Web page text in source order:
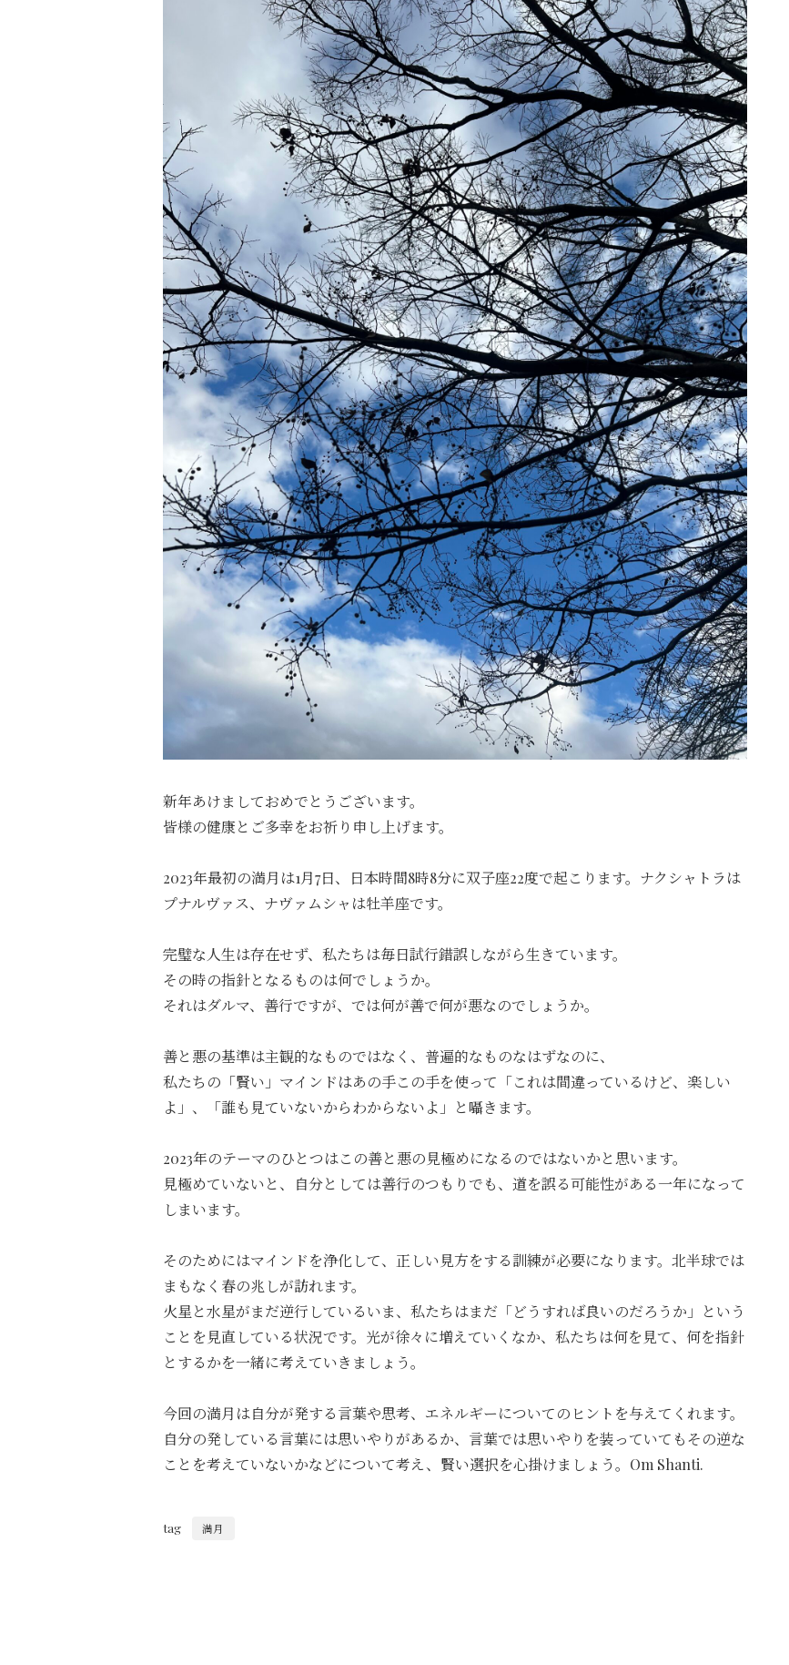
新年あけましておめでとうございます。
皆様の健康とご多幸をお祈り申し上げます。
2023年最初の満月は1月7日、 日本時間8時8分に双子座22度で起こります。 ナクシャトラは
プナルヴァス、ナヴァムシャは牡羊座です。
完璧な人生は存在せず、 私たちは毎日試行錯誤しながら生きています。
その時の指針となるものは何でしょうか。
それはダルマ、善行ですが、では何が善で何が悪なのでしょうか。
善と悪の基準は主観的なものではなく、普遍的なものなはずなのに、
私たちの「賢い」マインドはあの手この手を使って「これは間違っているけど、楽しい
よ」、「誰も見ていないからわからないよ」と囁きます。
2023年のテーマのひとつはこの善と悪の見極めになるのではないかと思います。
見極めていないと、自分としては善行のつもりでも、 道を誤る可能性がある一年になって
しまいます。
そのためにはマインドを浄化して、 正しい見方をする訓練が必要になります。 北半球では
まもなく春の兆しが訪れます。
火星と水星がまだ逆行しているいま、 私たちはまだ「どうすれば良いのだろうか」
という
ことを見直している状況です。光が徐々に増えていくなか、私たちは何を見て、 何を指針
とするかを一緒に考えていきましょう。
今回の満月は自分が発する言葉や思考、 エネルギーについてのヒントを与えてくれます。
自分の発している言葉には思いやりがあるか、 言葉では思いやりを装っていてもその逆な
ことを考えていないかな どについて考え、賢い選択を心掛けましょう。Om Shanti.
tag 満月